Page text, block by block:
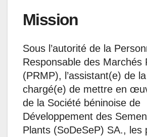
Mission
Sous l’autorité de la
Responsable des Marchés
(PRMP), l’assistant(e) de
chargé(e) de mettre en
de la Société béninoise de
Développement des
Plants (SoDeSeP) SA., les